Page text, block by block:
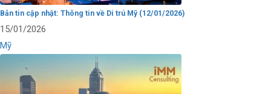
Bản tin cập nhật: Thông tin về Di trú Mỹ (12/01/2026)
15/01/2026
Mỹ